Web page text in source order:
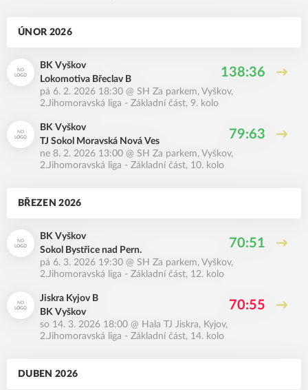
ÚNOR 2026
BK Vyškov
Lokomotiva Břeclav B
138:36
pá 6. 2. 2026 18:30 @ SH Za parkem, Vyškov,
2.Jihomoravská liga - Základní část, 9. kolo
BK Vyškov
TJ Sokol Moravská Nová Ves
79:63
ne 8. 2. 2026 13:00 @ SH Za parkem, Vyškov,
2.Jihomoravská liga - Základní část, 10. kolo
BŘEZEN 2026
BK Vyškov
Sokol Bystřice nad Pern.
70:51
pá 6. 3. 2026 19:30 @ SH Za parkem, Vyškov,
2.Jihomoravská liga - Základní část, 12. kolo
Jiskra Kyjov B
BK Vyškov
70:55
so 14. 3. 2026 18:00 @ Hala TJ Jiskra, Kyjov,
2.Jihomoravská liga - Základní část, 14. kolo
DUBEN 2026